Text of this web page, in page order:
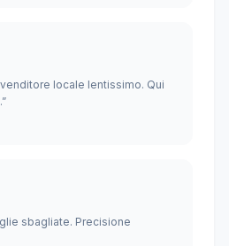
locale lentissimo. Qui
sbagliate. Precisione